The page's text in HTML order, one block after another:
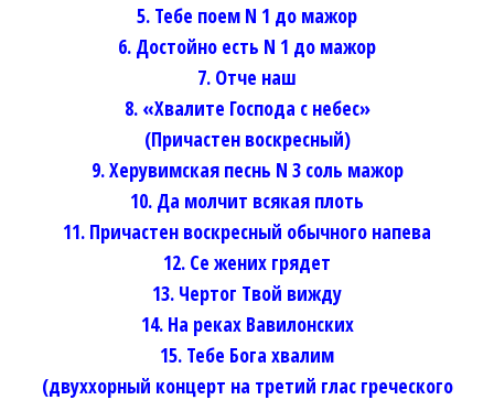
5. Тебе поем N 1 до мажор
6. Достойно есть N 1 до мажор
7. Отче наш
8. «Хвалите Господа с небес»
(Причастен воскресный)
9. Херувимская песнь N 3 соль мажор
10. Да молчит всякая плоть
11. Причастен воскресный обычного напева
12. Се жених грядет
13. Чертог Твой вижду
14. На реках Вавилонских
15. Тебе Бога хвалим
(двуххорный концерт на третий глас греческого